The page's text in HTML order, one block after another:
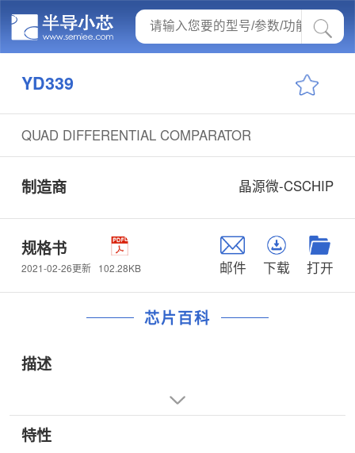
YD339
QUAD DIFFERENTIAL COMPARATOR
制造商 晶源微-CSCHIP
规格书
2021-02-26更新 102.28KB 邮件 下载 打开
芯片百科
描述
特性